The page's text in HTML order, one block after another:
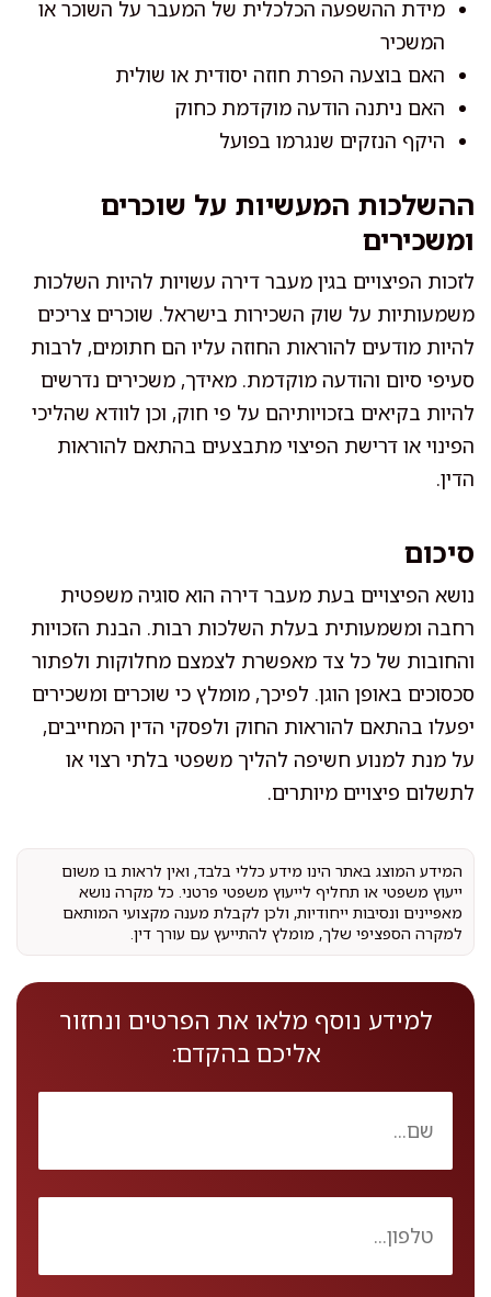
מידת ההשפעה הכלכלית של המעבר על השוכר או
המשכיר
האם בוצעה הפרת חוזה יסודית או שולית
האם ניתנה הודעה מוקדמת כחוק
היקף הנזקים שנגרמו בפועל
ההשלכות המעשיות על שוכרים
ומשכירים
לזכות הפיצויים בגין מעבר דירה עשויות להיות השלכות
משמעותיות על שוק השכירות בישראל. שוכרים צריכים
להיות מודעים להוראות החוזה עליו הם חתומים, לרבות
סעיפי סיום והודעה מוקדמת. מאידך, משכירים נדרשים
להיות בקיאים בזכויותיהם על פי חוק, וכן לוודא שהליכי
הפינוי או דרישת הפיצוי מתבצעים בהתאם להוראות
הדין.
סיכום
נושא הפיצויים בעת מעבר דירה הוא סוגיה משפטית
רחבה ומשמעותית בעלת השלכות רבות. הבנת הזכויות
והחובות של כל צד מאפשרת לצמצם מחלוקות ולפתור
סכסוכים באופן הוגן. לפיכך, מומלץ כי שוכרים ומשכירים
יפעלו בהתאם להוראות החוק ולפסקי הדין המחייבים,
על מנת למנוע חשיפה להליך משפטי בלתי רצוי או
לתשלום פיצויים מיותרים.
המידע המוצג באתר הינו מידע כללי בלבד, ואין לראות בו משום
ייעוץ משפטי או תחליף לייעוץ משפטי פרטני. כל מקרה נושא
מאפיינים ונסיבות ייחודיות, ולכן לקבלת מענה מקצועי המותאם
למקרה הספציפי שלך, מומלץ להתייעץ עם עורך דין.
למידע נוסף מלאו את הפרטים ונחזור
אליכם בהקדם: